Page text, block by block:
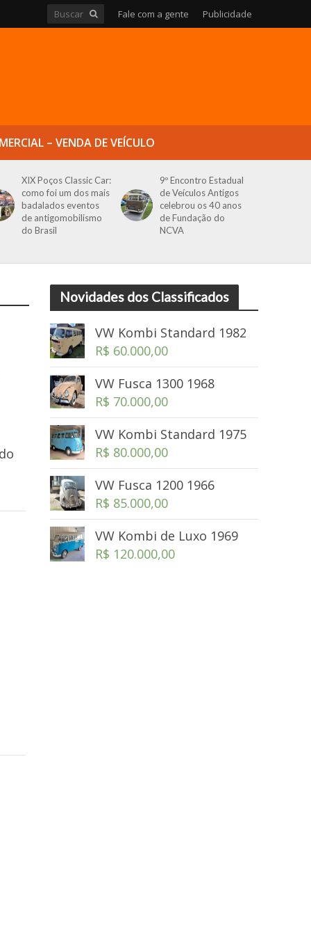
Fale com a gente Publicidade
– VENDA DE VEÍCULO
XIX Poços Classic Car:
como foi um dos mais
badalados eventos
de antigomobilismo
do Brasil
9º Encontro Estadual
de Veículos Antigos
celebrou os 40 anos
de Fundação do
NCVA
Novidades dos Classificados
VW Kombi Standard 1982
R$ 60.000,00
VW Fusca 1300 1968
R$ 70.000,00
VW Kombi Standard 1975
R$ 80.000,00
VW Fusca 1200 1966
R$ 85.000,00
VW Kombi de Luxo 1969
R$ 120.000,00